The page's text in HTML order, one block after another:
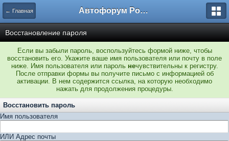
← Главная Автофорум Ростова-на-Дону
Восстановление пароля
Если вы забыли пароль, воспользуйтесь формой ниже, чтобы
восстановить его. Укажите ваше имя пользователя или почту в поле
ниже. Имя пользователя или пароль нечувствительны к регистру.
После отправки формы вы получите письмо с информацией об
активации. В нем содержится ссылка, на которую необходимо
нажать для продолжения процедуры.
Восстановить пароль
Имя пользователя
ИЛИ Адрес почты